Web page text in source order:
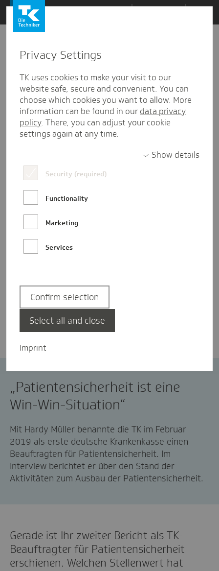
Zum
Inhalt
springen
den
Kommentaren
Nicole Knabe
„Patientensicherheit ist eine
Win-Win-Situation“
Mit Hardy Müller benannte die TK im Februar
2019 als erste deutsche Krankenkasse einen
Beauftragten für Patientensicherheit. Im
Interview berichtet er über den Stand der
Aktivitäten zum Ausbau der Patientensicherheit.
Gerade ist Ihr zweiter Bericht als TK-
Beauftragter für Patientensicherheit
erschienen. Welchen Stellenwert hat
Privacy Settings
TK uses cookies to make your visit to our
website safe, secure and convenient. You can
choose which cookies you want to allow. More
information can be found in our data privacy
policy. There, you can adjust your cookie
settings again at any time.
Show details
Security (required)
Functionality
Marketing
Services
Imprint
Confirm selection
Select all and close